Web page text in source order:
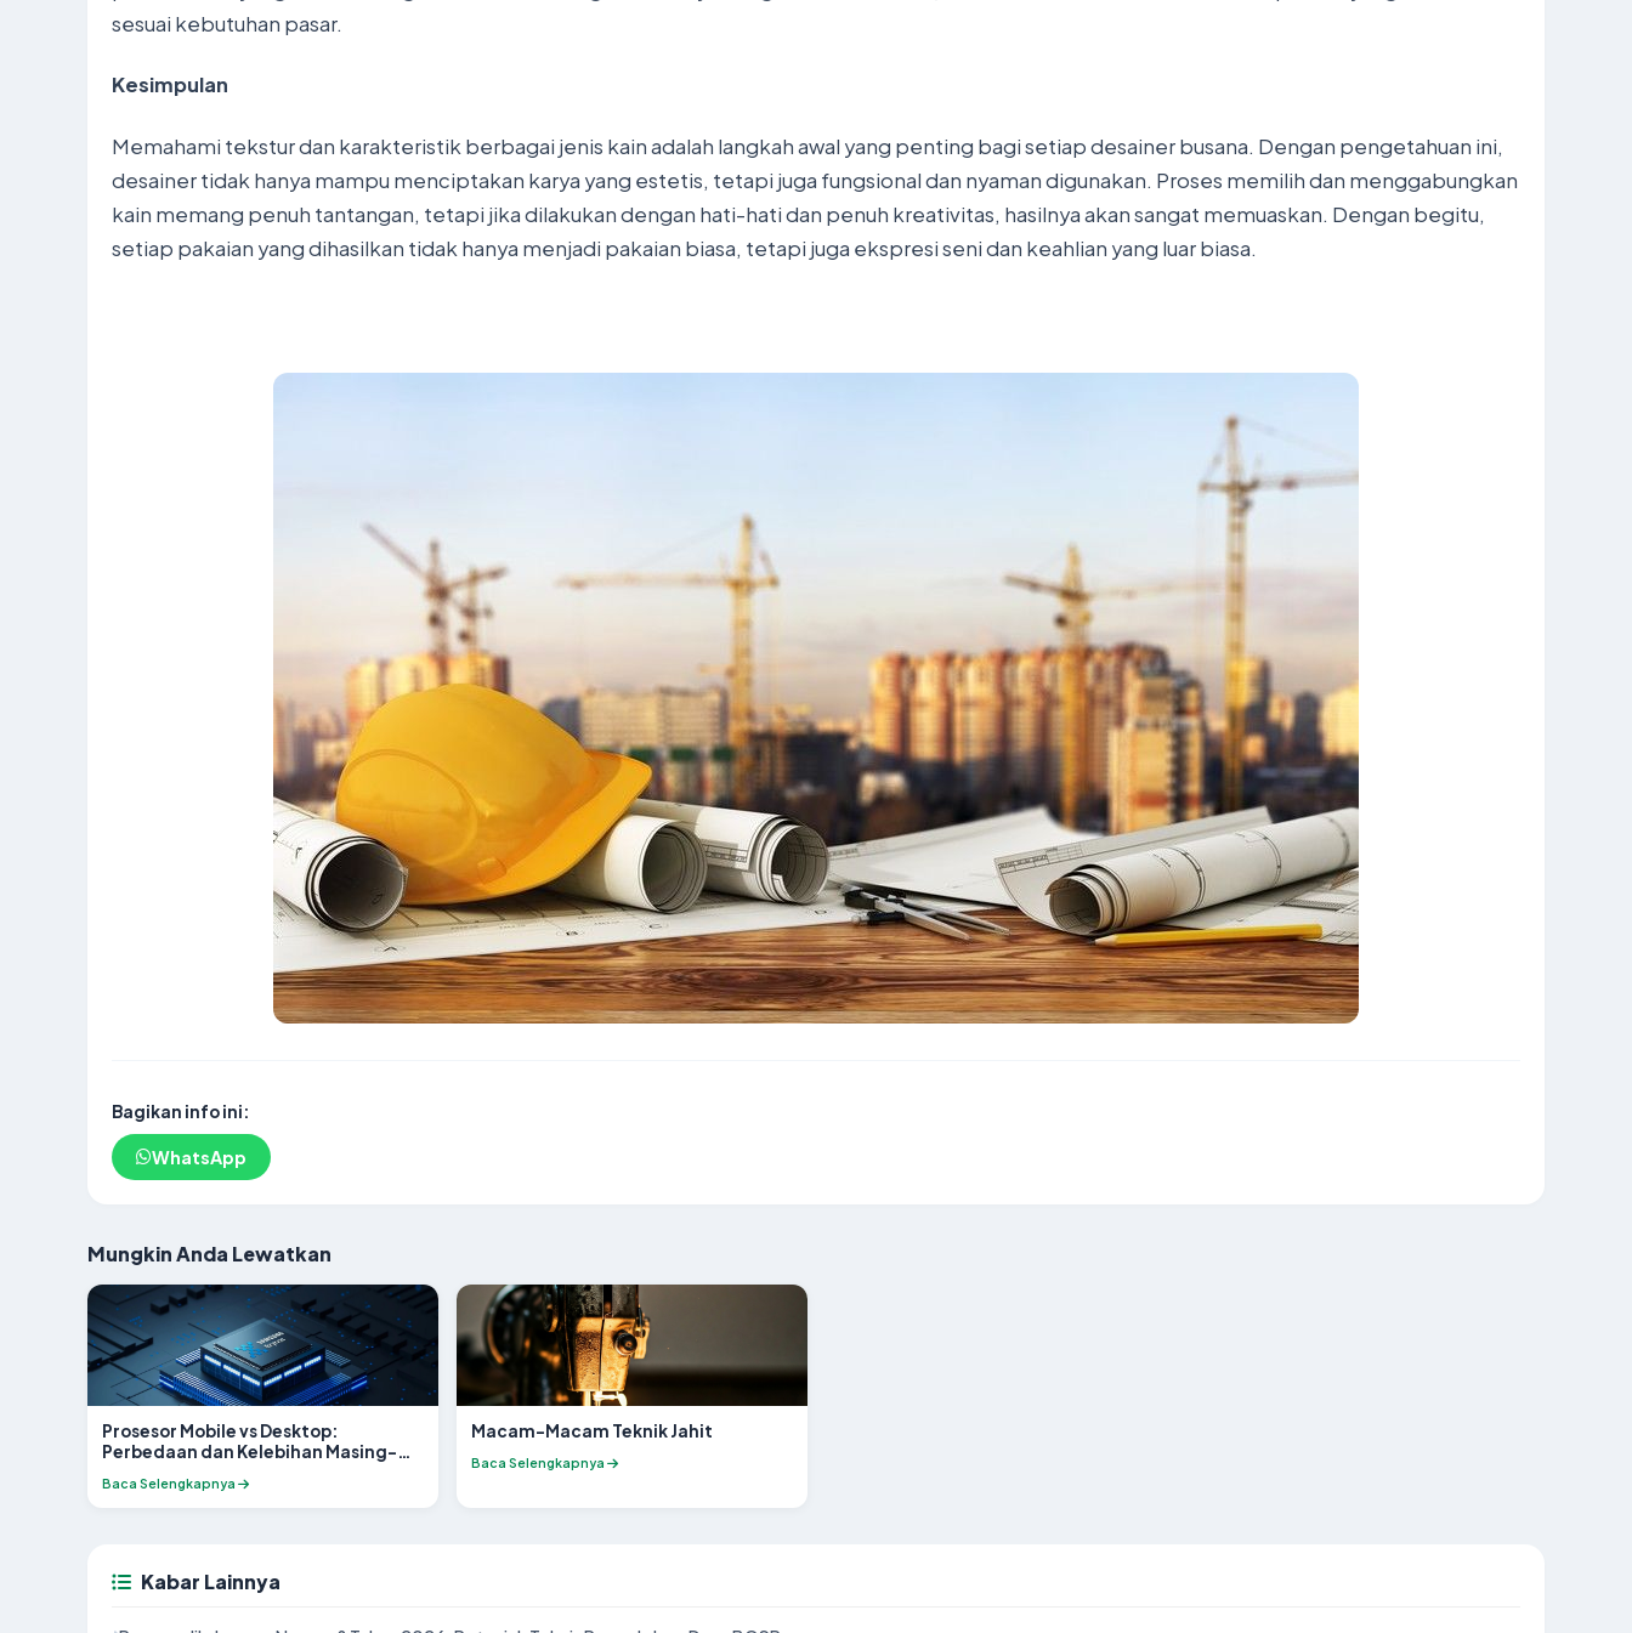
sesuai kebutuhan pasar.
Kesimpulan
Memahami tekstur dan karakteristik berbagai jenis kain adalah langkah awal yang penting bagi setiap desainer busana. Dengan pengetahuan ini,
desainer tidak hanya mampu menciptakan karya yang estetis, tetapi juga fungsional dan nyaman digunakan. Proses memilih dan menggabungkan
kain memang penuh tantangan, tetapi jika dilakukan dengan hati-hati dan penuh kreativitas, hasilnya akan sangat memuaskan. Dengan begitu,
setiap pakaian yang dihasilkan tidak hanya menjadi pakaian biasa, tetapi juga ekspresi seni dan keahlian yang luar biasa.
Bagikan info ini:
WhatsApp
Mungkin Anda Lewatkan
Prosesor Mobile vs Desktop:
Perbedaan dan Kelebihan Masing-
Baca Selengkapnya
Macam-Macam Teknik Jahit
Baca Selengkapnya
Kabar Lainnya